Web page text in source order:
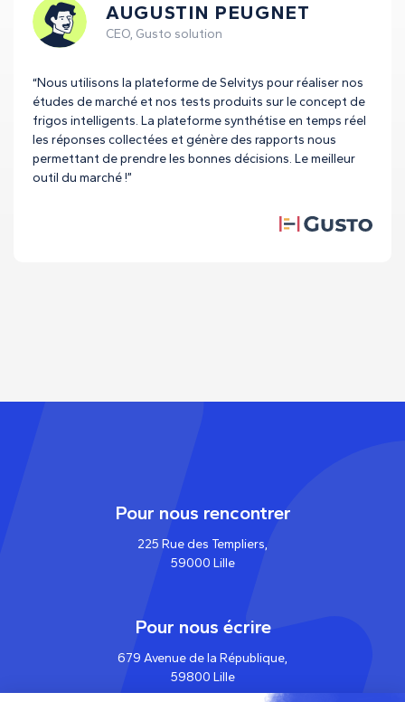
AUGUSTIN PEUGNET
CEO, Gusto solution
“Nous utilisons la plateforme de Selvitys pour réaliser nos
études de marché et nos tests produits sur le concept de
frigos intelligents. La plateforme synthétise en temps réel
les réponses collectées et génère des rapports nous
permettant de prendre les bonnes décisions. Le meilleur
outil du marché !”
Pour nous rencontrer
225 Rue des Templiers,
59000 Lille
Pour nous écrire
679 Avenue de la République,
59800 Lille